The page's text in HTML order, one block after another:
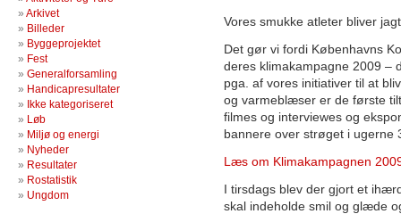
Arkivet
Billeder
Byggeprojektet
Fest
Generalforsamling
Handicapresultater
Ikke kategoriseret
Løb
Miljø og energi
Nyheder
Resultater
Rostatistik
Ungdom
Vores smukke atleter bliver
Det gør vi fordi Københavns
deres klimakampagne 2009 –
pga. af vores initiativer til at
og varmeblæser er de første
filmes og interviewes og
bannere over strøget i ugerne
Læs om Klimakampagnen
I tirsdags blev der gjort et
skal indeholde smil og glæde